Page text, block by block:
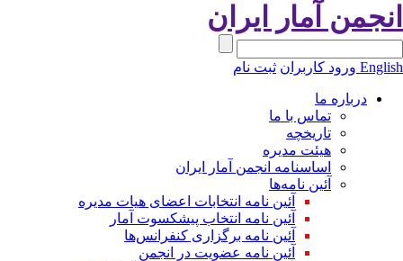
آمار ایران
ورود کاربران ثبت نام
درباره ما
تماس با ما
تاریخچه
هیئت مدیره
اساسنامه انجمن آمار ایران
آئین نامه‌ها
آئین نامه انتخابات اعضای هیات مدیره
آئین نامه انتخاب پیشکسوت آمار
آئین نامه برگزاری کنفرانس‌ها
آئین نامه عضویت در انجمن